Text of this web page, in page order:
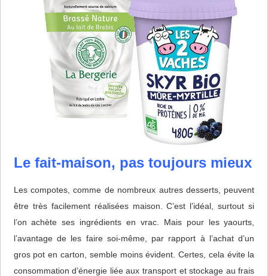
Le fait-maison, pas toujours mieux
Les compotes, comme de nombreux autres desserts, peuvent
être très facilement réalisées maison. C’est l’idéal, surtout si
l’on achète ses ingrédients en vrac. Mais pour les yaourts,
l’avantage de les faire soi-même, par rapport à l’achat d’un
gros pot en carton, semble moins évident. Certes, cela évite la
consommation d’énergie liée aux transport et stockage au frais